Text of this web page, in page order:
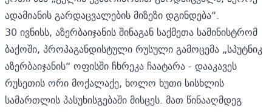
ადამიანის გარდაცვალების მიზეზი დგინდება“.
30 ივნისს, აზერბაიჯანის შინაგან საქმეთა სამინისტრომ
ბაქოში, პროპაგანდისტული რუსული გამოცემა „სპუტნიკ
აზერბაიჯანის“ ოფისში ჩხრეკა ჩაატარა - დააკავეს
რუსეთის ორი მოქალაქე, ხოლო ხუთი სისხლის
სამართლის პასუხისგებაში მისცეს. მათ წინააღმდეგ